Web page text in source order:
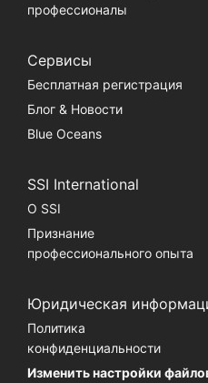
профессионалы
Сервисы
Бесплатная регистрация
Блог & Новости
Blue Oceans
SSI International
О SSI
Признание
профессионального опыта
Юридическая
Политика
конфиденциальности
Изменить настройки